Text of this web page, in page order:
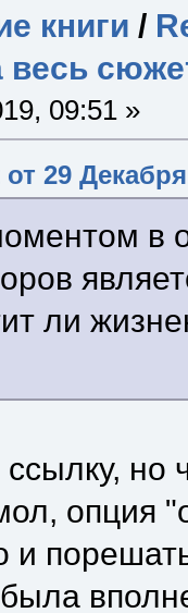
книги /
09:51 »
29
в
ли
но
опция
и